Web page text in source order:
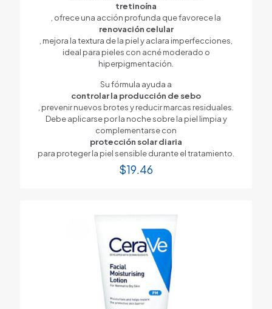
tretinoína
, ofrece una acción profunda que favorece la
renovación celular
, mejora la textura de la piel y aclara imperfecciones,
ideal para pieles con acné moderado o
hiperpigmentación.
Su fórmula ayuda a
controlar la producción de sebo
, prevenir nuevos brotes y reducir marcas residuales.
Debe aplicarse por la noche sobre la piel limpia y
complementarse con
protección solar diaria
para proteger la piel sensible durante el tratamiento.
$19.46